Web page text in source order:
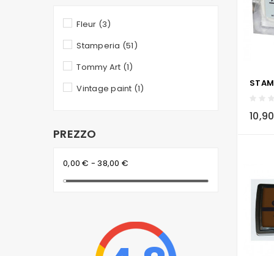
Fleur (3)
Stamperia (51)
Tommy Art (1)
Vintage paint (1)
PREZZO
0,00 € - 38,00 €
local_grocery_store